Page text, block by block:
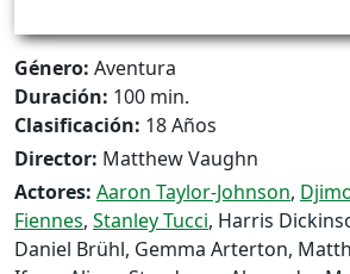
Género: Aventura
Duración: 100 min.
Clasificación: 18 Años
Director: Matthew Vaughn
Actores: Aaron Taylor-Johnson,
Fiennes, Stanley Tucci, Harris
Daniel Brühl, Gemma Arterton,